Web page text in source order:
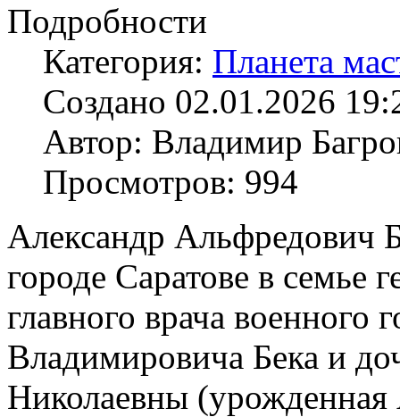
Подробности
Категория: Планета
Создано 02.01.2026
Автор: Владимир
Просмотров: 994
Александр Альфредович
городе Саратове в семье
главного врача военного
Владимировича Бека и
Николаевны (урожденная